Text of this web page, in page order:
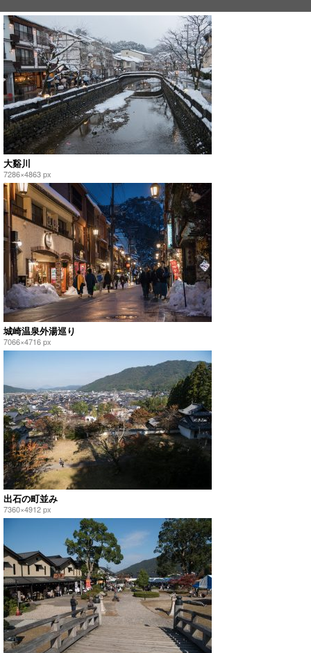
大谿川
7286×4863 px
城崎温泉外湯巡り
7066×4716 px
出石の町並み
7360×4912 px